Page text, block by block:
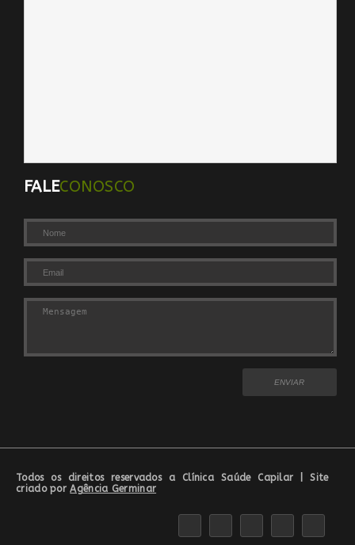
FALECONOSCO
Todos os direitos reservados a Clínica Saúde Capilar | Site
criado porAgência Germinar